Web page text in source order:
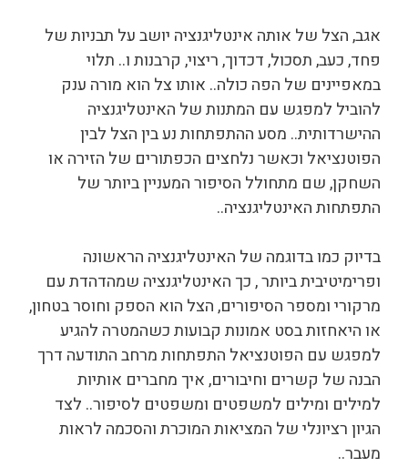
אגב, הצל של אותה אינטליגנציה יושב על תבניות של
פחד, כעב, תסכול, דכדוך, ריצוי, קרבנות ו.. תלוי
במאפיינים של הפה כולה.. אותו צל הוא מורה ענק
להוביל למפגש עם המתנות של האינטליגנציה
ההישרדותית.. מסע ההתפתחות נע בין הצל לבין
הפוטנציאל וכאשר נלחצים הכפתורים של הזירה או
השחקן, שם מתחולל הסיפור המעניין ביותר של
התפתחות האינטליגנציה..
בדיוק כמו בדוגמה של האינטליגנציה הראשונה
ופרימיטיבית ביותר , כך האינטליגנציה שמהדהדת עם
מרקורי ומספר הסיפורים, הצל הוא הספק וחוסר בטחון,
או היאחזות בסט אמונות קבועות כשהמטרה להגיע
למפגש עם הפוטנציאל התפתחות מרחב התודעה דרך
הבנה של קשרים וחיבורים, איך מחברים אותיות
למילים ומילים למשפטים ומשפטים לסיפור.. לצד
הגיון רציונלי של המציאות המוכרת והסכמה לראות
מעבר..